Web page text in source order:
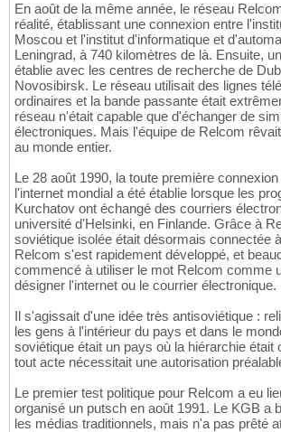
En août de la même année, le réseau
réalité, établissant une connexion entre
Moscou et l'institut d'informatique et
Leningrad, à 740 kilomètres de là. Ensuite,
établie avec les centres de recherche de
Novosibirsk. Le réseau utilisait des lignes
ordinaires et la bande passante était
réseau n'était capable que d'échanger de
électroniques. Mais l'équipe de Relcom
au monde entier.
Le 28 août 1990, la toute première
l'internet mondial a été établie lorsque les
Kurchatov ont échangé des courriers
université d'Helsinki, en Finlande. Grâce à
soviétique isolée était désormais connectée
Relcom s'est rapidement développé, et
commencé à utiliser le mot Relcom comme
désigner l'internet ou le courrier électronique.
Il s'agissait d'une idée très antisoviétique :
les gens à l'intérieur du pays et dans le
soviétique était un pays où la hiérarchie était
tout acte nécessitait une autorisation
Le premier test politique pour Relcom a eu
organisé un putsch en août 1991. Le KGB a
les médias traditionnels, mais n'a pas prêté